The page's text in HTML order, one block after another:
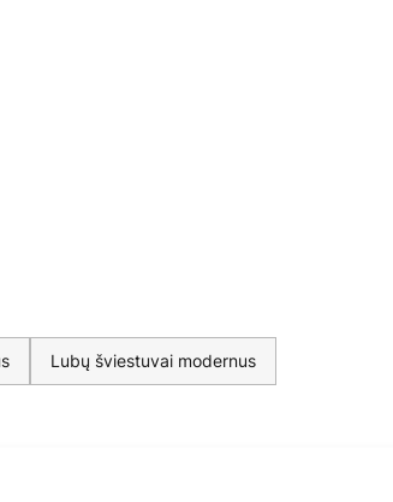
Lubų šviestuvai modernus